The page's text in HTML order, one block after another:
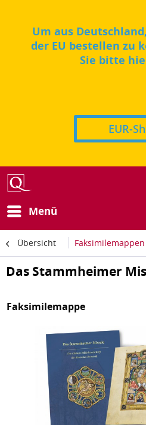
Um aus
der EU bestellen zu
Sie bitte
EUR-
Menü
Übersicht Faksimilemappen
Das Stammheimer
Faksimilemappe